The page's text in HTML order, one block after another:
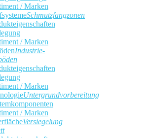
/ Marken
Schmutzfangzonen
/ Marken
Industrie-
/ Marken
Untergrundvorbereitung
/ Marken
Versiegelung